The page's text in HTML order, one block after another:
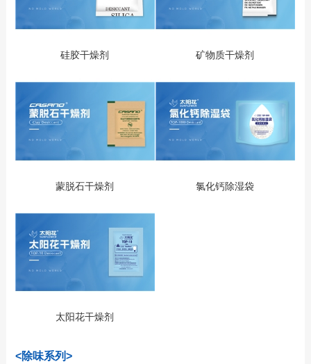
硅胶干燥剂 矿物质干燥剂
蒙脱石干燥剂 氯化钙除湿袋
太阳花干燥剂
<除味系列>